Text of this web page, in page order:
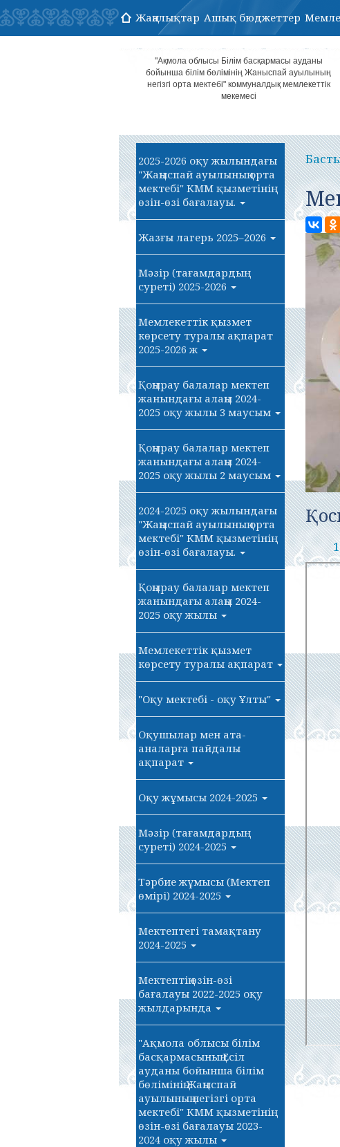
Жаңалықтар Ашық бюджеттер
"Ақмола облысы Білім басқармасы ауданы
бойынша білім бөлімінің Жаныспай ауылының
негізгі орта мектебі" коммуналдық мемлекеттік
мекемесі
2025-2026 оқу жылындағы
"Жаңыспай ауылының орта
мектебі" КММ қызметінің
өзін-өзі бағалауы.
Жазғы лагерь 2025–2026
Мәзір (тағамдардың
суреті) 2025-2026
Мемлекеттік қызмет
көрсету туралы ақпарат
2025-2026 ж
Қоңырау балалар мектеп
жанындағы алаңы 2024-
2025 оқу жылы 3 маусым
Қоңырау балалар мектеп
жанындағы алаңы 2024-
2025 оқу жылы 2 маусым
2024-2025 оқу жылындағы
"Жаңыспай ауылының орта
мектебі" КММ қызметінің
өзін-өзі бағалауы.
Қоңырау балалар мектеп
жанындағы алаңы 2024-
2025 оқу жылы
Мемлекеттік қызмет
көрсету туралы ақпарат
"Оқу мектебі - оқу Ұлты"
Оқушылар мен ата-
аналарға пайдалы
ақпарат
Оқу жұмысы 2024-2025
Мәзір (тағамдардың
суреті) 2024-2025
Тәрбие жұмысы (Мектеп
өмірі) 2024-2025
Мектептегі тамақтану
2024-2025
Мектептің өзін-өзі
бағалауы 2022-2025 оқу
жылдарында
"Ақмола облысы білім
басқармасының Есіл
ауданы бойынша білім
бөлімінің Жаңыспай
ауылының негізгі орта
мектебі" КММ қызметінің
өзін-өзі бағалауы 2023-
2024 оқу жылы